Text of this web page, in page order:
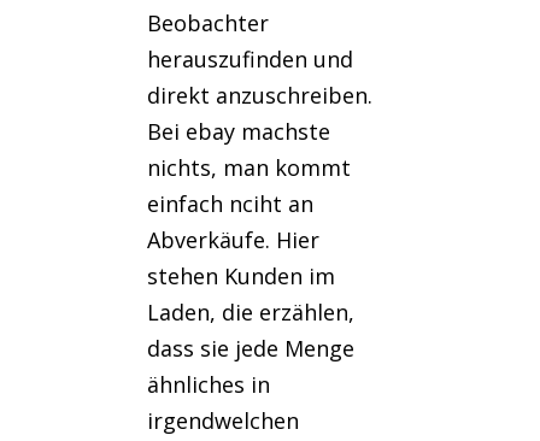
Beobachter
herauszufinden und
direkt anzuschreiben.
Bei ebay machste
nichts, man kommt
einfach nciht an
Abverkäufe. Hier
stehen Kunden im
Laden, die erzählen,
dass sie jede Menge
ähnliches in
irgendwelchen